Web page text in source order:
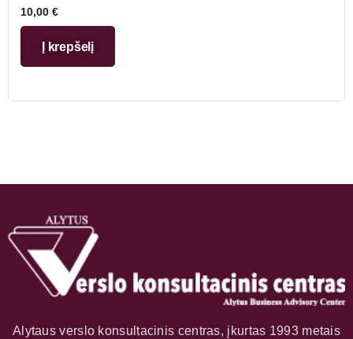
10,00 €
Į krepšelį
Alytaus verslo konsultacinis centras, įkurtas 1993 metais